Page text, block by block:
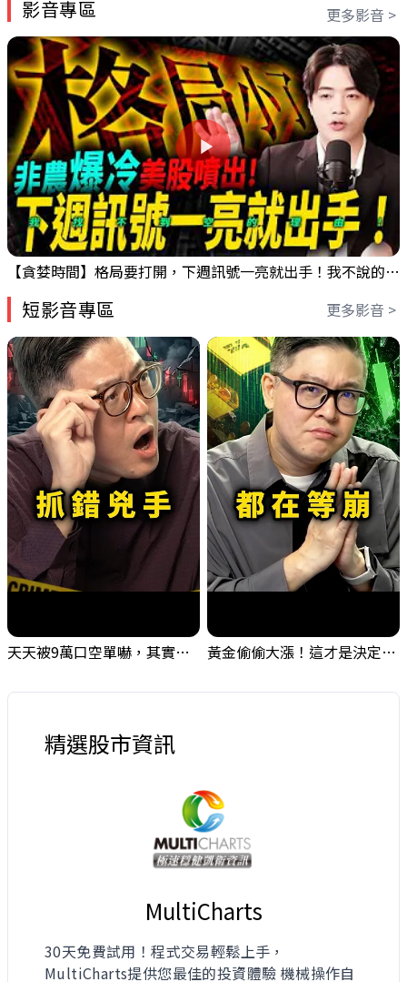
影音專區 更多影音 >
【貪婪時間】格局要打開，下週訊號一亮就出手！我不說的話還真一堆人不知道！｜錢進大趨勢 Mr.智霖 陳 2026/08/08
短影音專區 更多影音 >
天天被9萬口空單嚇，其實你盯錯地方了｜Mr.Jimmy高志銘 #台股 #外資期貨 #融資 黃金偷偷大漲！這才是決定台股生死的「真風向球」！｜Mr.Jimmy高志銘 #黃金 #美元指數 #聯準會
精選股市資訊
MultiCharts
30天免費試用！程式交易輕鬆上手，
MultiCharts提供您最佳的投資體驗 機械操作自